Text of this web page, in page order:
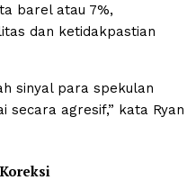
barel atau 7%,
dan ketidakpastian
sinyal para spekulan
secara agresif,” kata Ryan